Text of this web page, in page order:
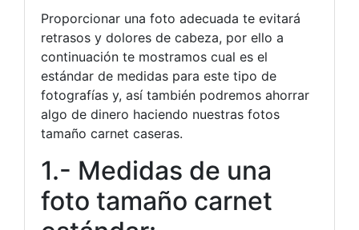
Proporcionar una foto adecuada te evitará
retrasos y dolores de cabeza, por ello a
continuación te mostramos cual es el
estándar de medidas para este tipo de
fotografías y, así también podremos ahorrar
algo de dinero haciendo nuestras fotos
tamaño carnet caseras.
1.- Medidas de una
foto tamaño carnet